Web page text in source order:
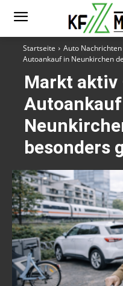
Startseite Auto Nachrichten
Autoankauf in Neunkirchen
Markt aktiv
besonders